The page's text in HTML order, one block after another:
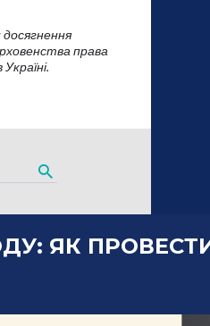
досягнення
права
ЯК